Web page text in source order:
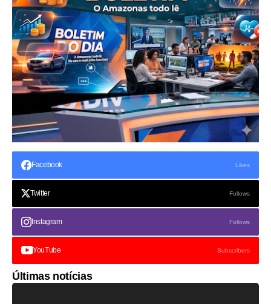
Facebook Likes
Twitter Follows
Instagram Follows
YouTube Subscribers
Últimas notícias